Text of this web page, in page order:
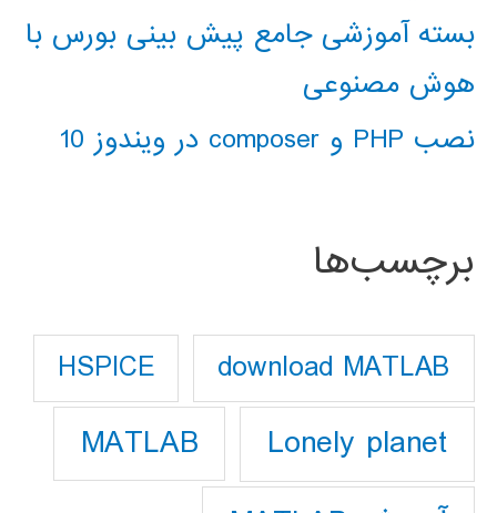
بسته آموزشی جامع پیش بینی بورس با
هوش مصنوعی
نصب PHP و composer در ویندوز 10
برچسب‌ها
download MATLAB
HSPICE
Lonely planet
MATLAB